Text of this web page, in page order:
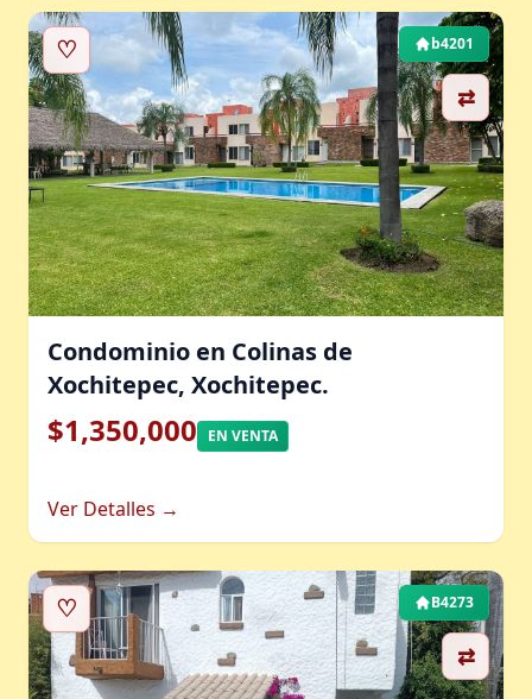
♡
⇄
b4201
Condominio en Colinas de
Xochitepec, Xochitepec.
$1,350,000 EN VENTA
Ver Detalles →
♡
⇄
B4273